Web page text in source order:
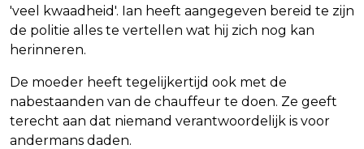
'veel kwaadheid'. Ian heeft aangegeven bereid te zijn
de politie alles te vertellen wat hij zich nog kan
herinneren.
De moeder heeft tegelijkertijd ook met de
nabestaanden van de chauffeur te doen. Ze geeft
terecht aan dat niemand verantwoordelijk is voor
andermans daden.